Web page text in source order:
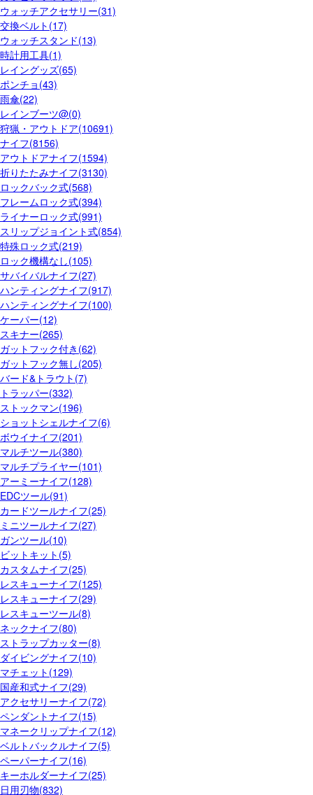
ウォッチアクセサリー(31)
交換ベルト(17)
ウォッチスタンド(13)
時計用工具(1)
レイングッズ(65)
ポンチョ(43)
雨傘(22)
レインブーツ@(0)
狩猟・アウトドア(10691)
ナイフ(8156)
アウトドアナイフ(1594)
折りたたみナイフ(3130)
ロックバック式(568)
フレームロック式(394)
ライナーロック式(991)
スリップジョイント式(854)
特殊ロック式(219)
ロック機構なし(105)
サバイバルナイフ(27)
ハンティングナイフ(917)
ハンティングナイフ(100)
ケーパー(12)
スキナー(265)
ガットフック付き(62)
ガットフック無し(205)
バード&トラウト(7)
トラッパー(332)
ストックマン(196)
ショットシェルナイフ(6)
ボウイナイフ(201)
マルチツール(380)
マルチプライヤー(101)
アーミーナイフ(128)
EDCツール(91)
カードツールナイフ(25)
ミニツールナイフ(27)
ガンツール(10)
ビットキット(5)
カスタムナイフ(25)
レスキューナイフ(125)
レスキューナイフ(29)
レスキューツール(8)
ネックナイフ(80)
ストラップカッター(8)
ダイビングナイフ(10)
マチェット(129)
国産和式ナイフ(29)
アクセサリーナイフ(72)
ペンダントナイフ(15)
マネークリップナイフ(12)
ベルトバックルナイフ(5)
ペーパーナイフ(16)
キーホルダーナイフ(25)
日用刃物(832)